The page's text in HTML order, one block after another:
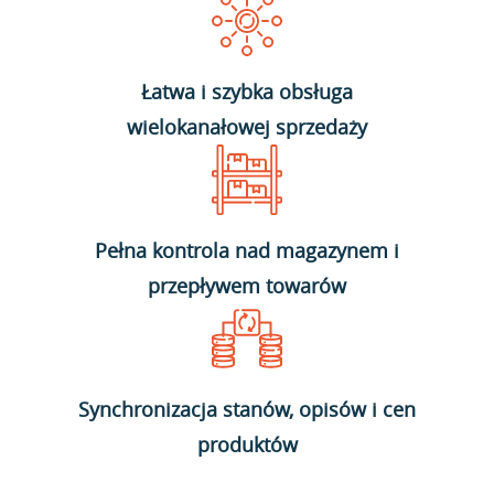
Łatwa i szybka obsługa
wielokanałowej sprzedaży
Pełna kontrola nad magazynem i
przepływem towarów
Synchronizacja stanów, opisów i cen
produktów